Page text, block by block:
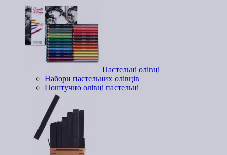
Пастельні олівці
Набори пастельних олівців
Поштучно олівці пастельні